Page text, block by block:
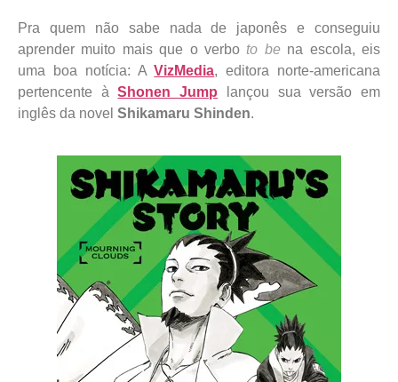
Pra quem não sabe nada de japonês e conseguiu
aprender muito mais que o verboto bena escola, eis
uma boa notícia: AVizMedia, editora norte-americana
pertencente àShonen Jump lançou sua versão em
inglês da novel Shikamaru Shinden.